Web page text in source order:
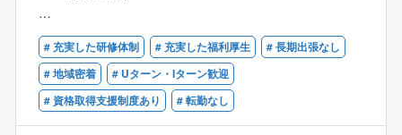
応するため緊急対応は少なく、目安として拠点単位で
月1～2件となります。個人単位ではもっと少ないので
ご安心ください。
■出張:日本各地に拠点がありますので、営業所の担当
エリア内での対応が基本となります。そのため、日帰
りが基本の働き方となりますが、大型案件で他拠点の
す。
無資格の方でもご活躍できます。
■配属部署
技術部設計課に配属致します。60代男性1名、50代男
性2名、20代女性1名が活躍しています。
■歓迎条件
RCCM資格者
# 充実した研修体制 # 充実した福利厚生
# 長期出張なし
# 地域密着
# Uターン・Iターン歓迎
# 資格取得支援制度あり
# 転勤なし